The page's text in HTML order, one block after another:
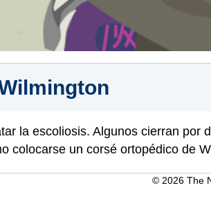
la escoliosis. Algunos cierran por
colocarse un corsé ortopédico de
© 2026 The